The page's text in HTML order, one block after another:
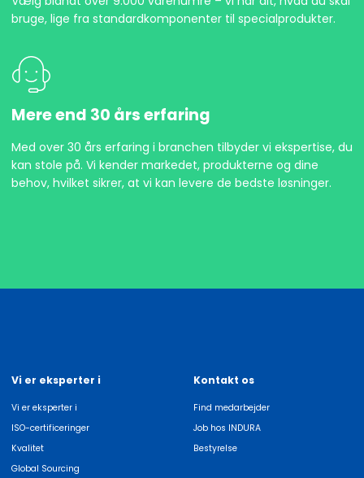
bruge, lige fra standardkomponenter til specialprodukter.
Mere end 30 års erfaring
Med over 30 års erfaring i branchen tilbyder vi ekspertise, du
kan stole på. Vi kender markedet, produkterne og dine
behov, hvilket sikrer, at vi kan levere de bedste løsninger.
Vi er eksperter i
Vi er eksperter i
ISO-certificeringer
Kvalitet
Global Sourcing
Kontakt os
Find medarbejder
Job hos INDURA
Bestyrelse